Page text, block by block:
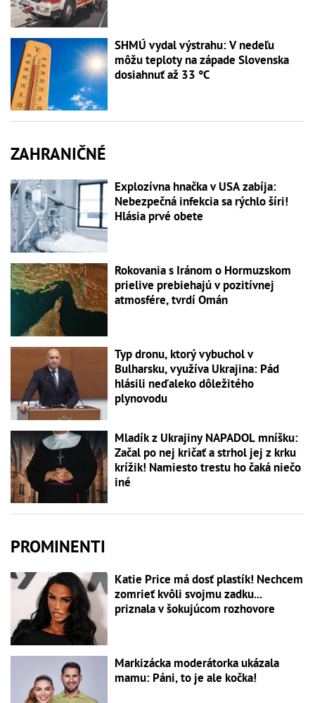
SHMÚ vydal výstrahu: V nedeľu
môžu teploty na západe Slovenska
dosiahnuť až 33 °C
ZAHRANIČNÉ
Explozívna hnačka v USA zabíja:
Nebezpečná infekcia sa rýchlo šíri!
Hlásia prvé obete
Rokovania s Iránom o Hormuzskom
prielive prebiehajú v pozitívnej
atmosfére, tvrdí Omán
Typ dronu, ktorý vybuchol v
Bulharsku, využíva Ukrajina: Pád
hlásili neďaleko dôležitého
plynovodu
Mladík z Ukrajiny NAPADOL mníšku:
Začal po nej kričať a strhol jej z krku
krížik! Namiesto trestu ho čaká niečo
iné
PROMINENTI
Katie Price má dosť plastík! Nechcem
zomrieť kvôli svojmu zadku...
priznala v šokujúcom rozhovore
Markizácka moderátorka ukázala
mamu: Páni, to je ale kočka!